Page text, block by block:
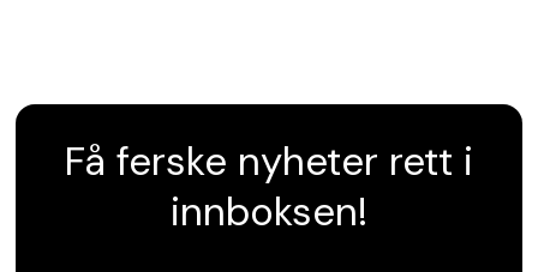
Få ferske nyheter rett i
innboksen!